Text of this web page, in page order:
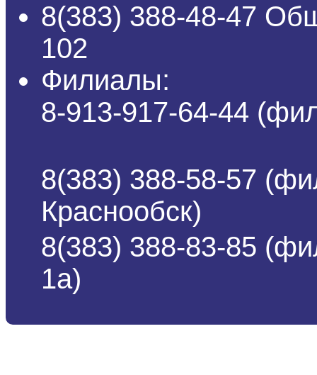
8(383) 388-48-47
102
Филиалы:
8-913-917-64-44
8(383) 388-58-57
Краснообск)
8(383) 388-83-85
1а)